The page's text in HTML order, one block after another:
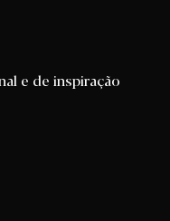
e de inspiração